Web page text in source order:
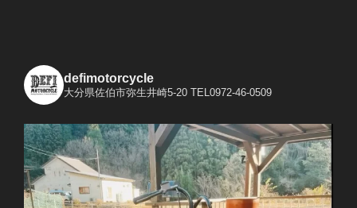
defimotorcycle
大分県佐伯市弥生井崎5-20 TEL0972-46-0509